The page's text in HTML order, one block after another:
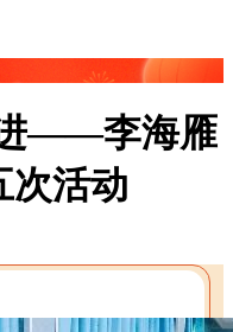
进——李海雁
次活动